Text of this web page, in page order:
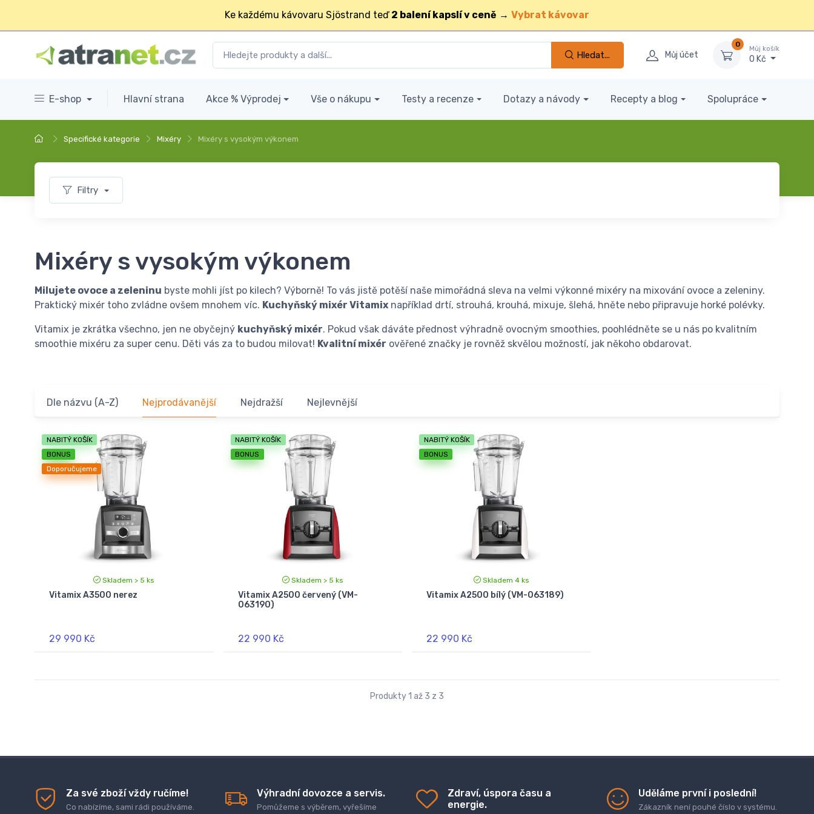
Ke každému kávovaru Sjöstrand teď 2 balení kapslí v ceně → Vybrat kávovar
Hledat... Můj účet
0
Můj košík
0 Kč
E-shop Hlavní strana Akce % Výprodej Vše o nákupu Testy a recenze Dotazy a návody Recepty a blog Spolupráce
Specifické kategorie Mixéry Mixéry s vysokým výkonem
Filtry
Mixéry s vysokým výkonem
Milujete ovoce a zeleninu byste mohli jíst po kilech? Výborně! To vás jistě potěší naše mimořádná sleva na velmi výkonné mixéry na mixování ovoce a zeleniny.
Praktický mixér toho zvládne ovšem mnohem víc. Kuchyňský mixér Vitamix například drtí, strouhá, krouhá, mixuje, šlehá, hněte nebo připravuje horké polévky.
Vitamix je zkrátka všechno, jen ne obyčejný kuchyňský mixér. Pokud však dáváte přednost výhradně ovocným smoothies, poohlédněte se u nás po kvalitním
smoothie mixéru za super cenu. Děti vás za to budou milovat! Kvalitní mixér ověřené značky je rovněž skvělou možností, jak někoho obdarovat.
Dle názvu (A-Z) Nejprodávanější Nejdražší Nejlevnější
NABITÝ KOŠÍK
BONUS
Doporučujeme
Skladem > 5 ks
Vitamix A3500 nerez
29 990 Kč
NABITÝ KOŠÍK
BONUS
Skladem > 5 ks
Vitamix A2500 červený (VM-
063190)
22 990 Kč
NABITÝ KOŠÍK
BONUS
Skladem 4 ks
Vitamix A2500 bílý (VM-063189)
22 990 Kč
Produkty 1 až 3 z 3
Za své zboží vždy ručíme!
Co nabízíme, sami rádi používáme.
Výhradní dovozce a servis.
Pomůžeme s výběrem, vyřešíme
Zdraví, úspora času a
energie.
Uděláme první i poslední!
Zákazník není pouhé číslo v systému.